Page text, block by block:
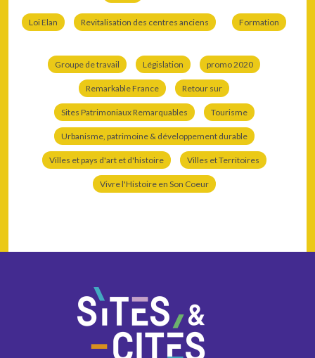
Loi Elan Revitalisation des centres anciens Formation
Groupe de travail Législation promo 2020
Remarkable France Retour sur
Sites Patrimoniaux Remarquables Tourisme
Urbanisme, patrimoine & développement durable
Villes et pays d'art et d'histoire Villes et Territoires
Vivre l'Histoire en Son Coeur